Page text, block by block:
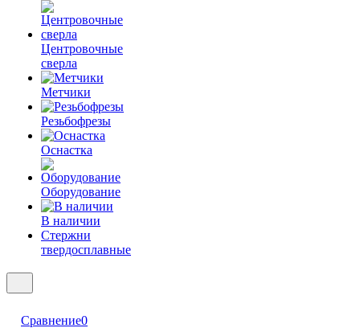
Центровочные
сверла
Метчики
Резьбофрезы
Оснастка
Оборудование
В наличии
Стержни
твердосплавные
Сравнение0